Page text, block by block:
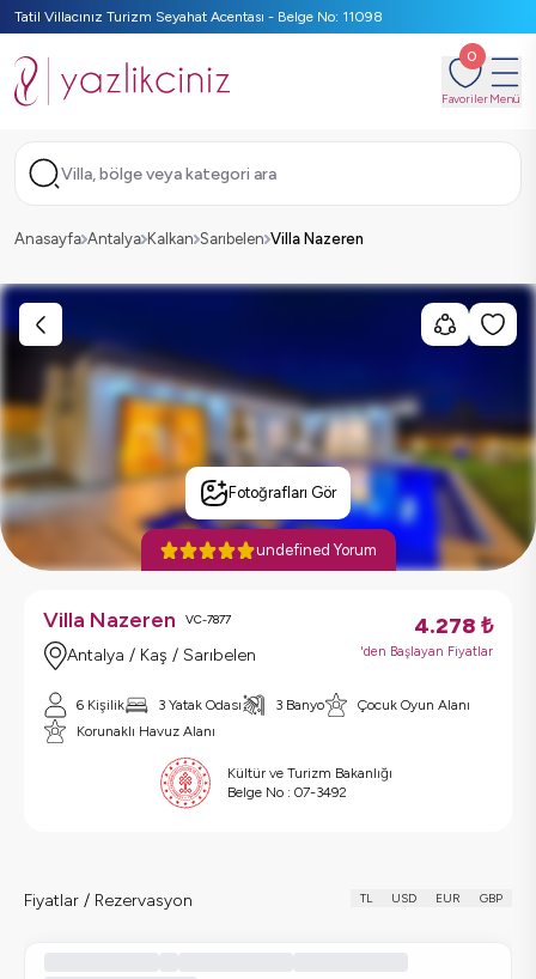
Tatil Villacınız Turizm Seyahat Acentası - Belge No: 11098
0
FavorilerMenü
Villa, bölge veya kategori ara
Anasayfa Antalya Kalkan Sarıbelen Villa Nazeren
Fotoğrafları Gör
undefined Yorum
Villa Nazeren VC-7877
Antalya / Kaş / Sarıbelen
4.278 ₺
'den Başlayan Fiyatlar
6 Kişilik 3 Yatak Odası 3 Banyo
Çocuk Oyun Alanı
Korunaklı Havuz Alanı
Kültür ve Turizm Bakanlığı
Belge No : 07-3492
Fiyatlar / Rezervasyon TL USD EUR GBP